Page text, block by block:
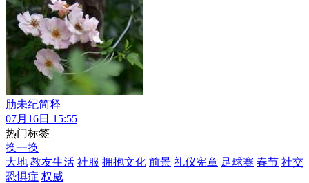
肋未纪简释
07月16日 15:55
热门标签
换一换
大地 教友生活 社服 拥抱文化 前景 礼仪宪章 足球赛 春节 社交
恐惧症 权威